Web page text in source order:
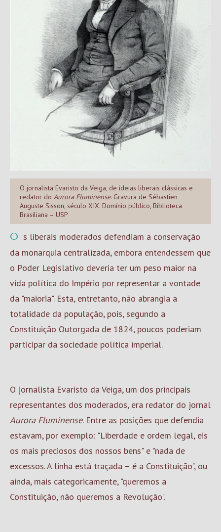
O jornalista Evaristo da Veiga, de ideias liberais clássicas e
redator do Aurora Fluminense. Gravura de Sébastien
Auguste Sisson, século XIX. Domínio público, Biblioteca
Brasiliana – USP
Os liberais moderados defendiam a conservação
da monarquia centralizada, embora entendessem que
o Poder Legislativo deveria ter um peso maior na
vida política do Império por representar a vontade
da "maioria". Esta, entretanto, não abrangia a
totalidade da população, pois, segundo a
Constituição Outorgada de 1824, poucos poderiam
participar da sociedade política imperial.
O jornalista Evaristo da Veiga, um dos principais
representantes dos moderados, era redator do jornal
Aurora Fluminense. Entre as posições que defendia
estavam, por exemplo: "Liberdade e ordem legal, eis
os mais preciosos dos nossos bens" e "nada de
excessos. A linha está traçada – é a Constituição", ou
ainda, mais categoricamente, "queremos a
Constituição, não queremos a Revolução".